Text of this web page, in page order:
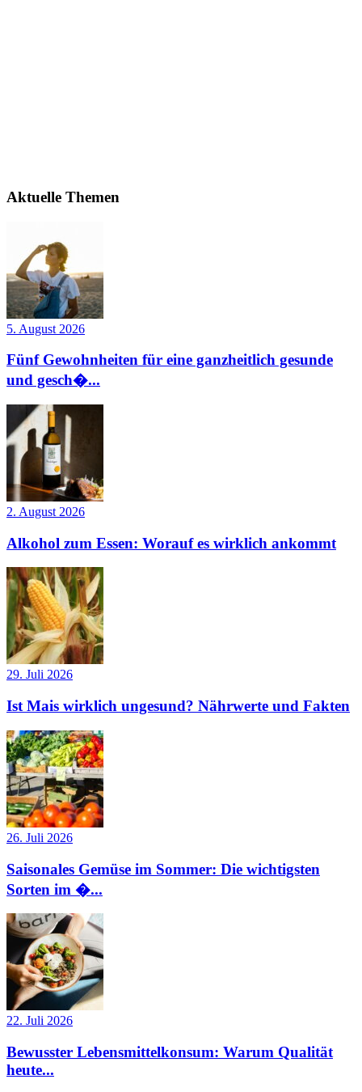
Aktuelle Themen
5. August 2026
Fünf Gewohnheiten für eine ganzheitlich gesunde
und gesch�...
2. August 2026
Alkohol zum Essen: Worauf es wirklich ankommt
29. Juli 2026
Ist Mais wirklich ungesund? Nährwerte und Fakten
26. Juli 2026
Saisonales Gemüse im Sommer: Die wichtigsten
Sorten im �...
22. Juli 2026
Bewusster Lebensmittelkonsum: Warum Qualität
heute...